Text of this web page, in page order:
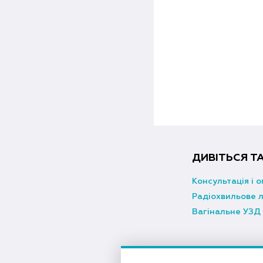
ДИВІТЬСЯ
Консультація і
Радіохвильове
Вагінальне УЗД